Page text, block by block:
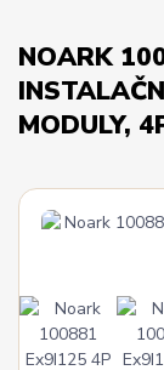
NOARK
MODULY,